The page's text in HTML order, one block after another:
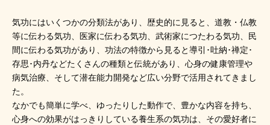
気功にはいくつかの分類法があり、歴史的に見ると、道教・仏教
等に伝わる気功、医家に伝わる気功、武術家につたわる気功、民
間に伝わる気功があり、功法の特徴から見ると導引･吐納･禅定･
存思･内丹などたくさんの種類と伝統があり、心身の健康管理や
病気治療、そして潜在能力開発など広い分野で活用されてきまし
た。
なかでも簡単に学べ、ゆったりした動作で、豊かな内容を持ち、
心身への効果がはっきりしている養生系の気功は、その愛好者に